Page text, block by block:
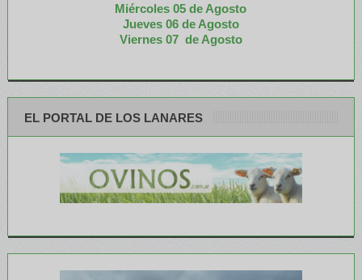
Miércoles 05 de Agosto
Jueves 06 de Agosto
Viernes 07 de Agosto
EL PORTAL DE LOS LANARES